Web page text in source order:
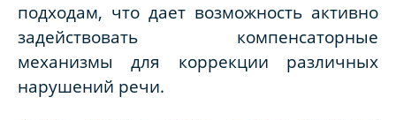
подходам, что дает возможность активно
задействовать компенсаторные
механизмы для коррекции различных
нарушений речи.